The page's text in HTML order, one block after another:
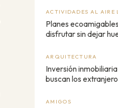
ACTIVIDADES AL AIRE
Planes
disfrutar sin dejar
ARQUITECTURA
Inversión
buscan los
AMIGOS